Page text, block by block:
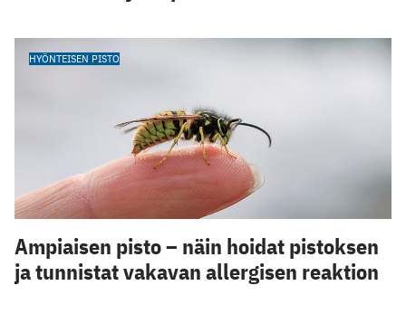
HYÖNTEISEN PISTO
Ampiaisen pisto – näin hoidat pistoksen
ja tunnistat vakavan allergisen reaktion